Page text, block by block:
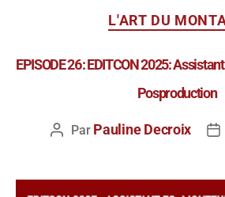
L'ART DU
EPISODE 26: EDITCON 2025:
Posproduction
Par Pauline Decroix